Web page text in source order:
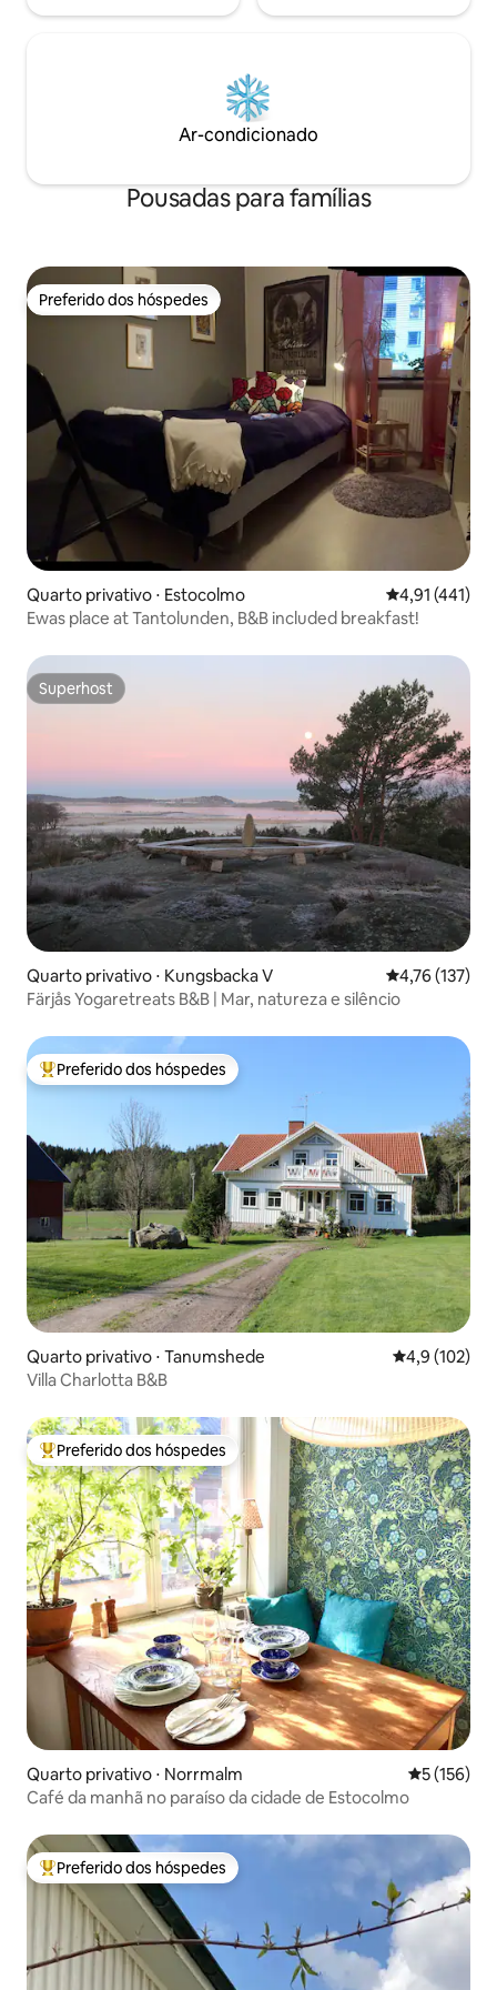
Ar-condicionado
Pousadas para famílias
Preferido dos hóspedes
Preferido dos hóspedes
Quarto privativo ⋅ Estocolmo 4,91 de uma
4,91 (441)
Ewas place at Tantolunden, B&B included breakfast!
Superhost
Superhost
Quarto privativo ⋅ Kungsbacka V 4,76 de uma
4,76 (137)
Färjås Yogaretreats B&B | Mar, natureza e silêncio
Entre os melhores preferidos dos hóspedes
Preferido dos hóspedes
Quarto privativo ⋅ Tanumshede 4,9 de uma
4,9 (102)
Villa Charlotta B&B
Entre os melhores preferidos dos hóspedes
Preferido dos hóspedes
Quarto privativo ⋅ Norrmalm 5 de uma
5 (156)
Café da manhã no paraíso da cidade de Estocolmo
Entre os melhores preferidos dos hóspedes
Preferido dos hóspedes